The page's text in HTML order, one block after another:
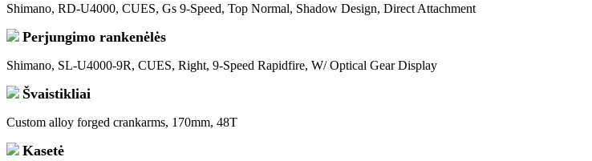
Shimano, RD-U4000, CUES, Gs 9-Speed, Top Normal, Shadow Design, Direct Attachment
Perjungimo rankenėlės
Shimano, SL-U4000-9R, CUES, Right, 9-Speed Rapidfire, W/ Optical Gear Display
Švaistikliai
Custom alloy forged crankarms, 170mm, 48T
Kasetė